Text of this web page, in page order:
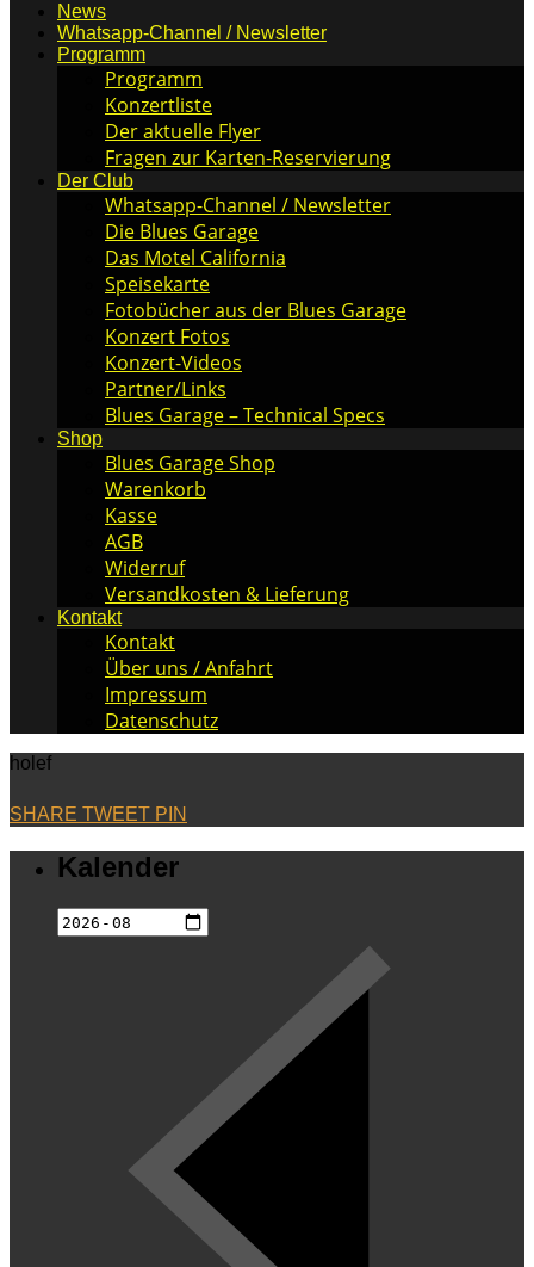
News
Whatsapp-Channel / Newsletter
Programm
Programm
Konzertliste
Der aktuelle Flyer
Fragen zur Karten-Reservierung
Der Club
Whatsapp-Channel / Newsletter
Die Blues Garage
Das Motel California
Speisekarte
Fotobücher aus der Blues Garage
Konzert Fotos
Konzert-Videos
Partner/Links
Blues Garage – Technical Specs
Shop
Blues Garage Shop
Warenkorb
Kasse
AGB
Widerruf
Versandkosten & Lieferung
Kontakt
Kontakt
Über uns / Anfahrt
Impressum
Datenschutz
holef
SHARE TWEET PIN
Kalender